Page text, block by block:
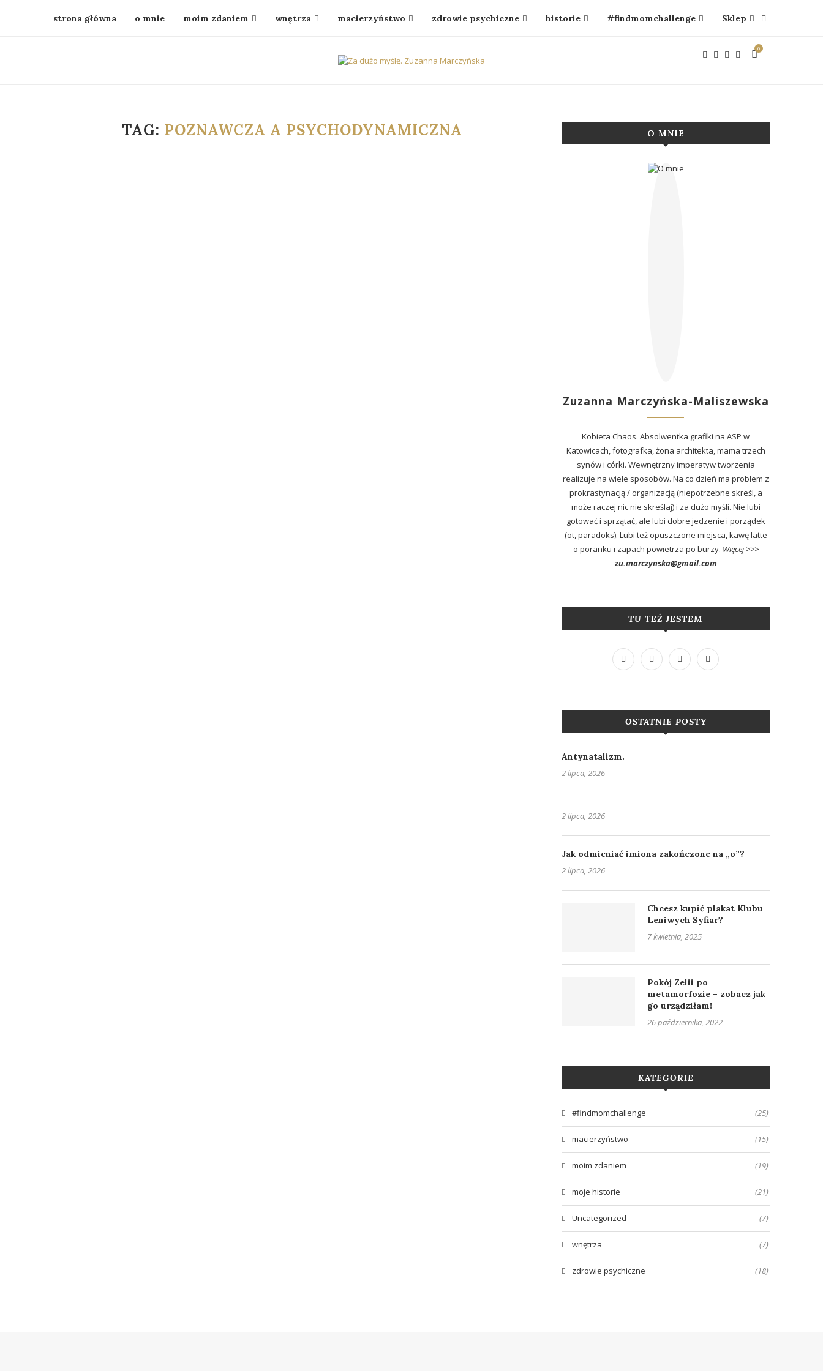
strona główna o mnie moim zdaniem wnętrza macierzyństwo zdrowie psychiczne historie #findmomchallenge Sklep
0
TAG: POZNAWCZA A PSYCHODYNAMICZNA O MNIE
Zuzanna Marczyńska-Maliszewska
Kobieta Chaos. Absolwentka grafiki na ASP w
Katowicach, fotografka, żona architekta, mama trzech
synów i córki. Wewnętrzny imperatyw tworzenia
realizuje na wiele sposobów. Na co dzień ma problem z
prokrastynacją / organizacją (niepotrzebne skreśl, a
może raczej nic nie skreślaj) i za dużo myśli. Nie lubi
gotować i sprzątać, ale lubi dobre jedzenie i porządek
(ot, paradoks). Lubi też opuszczone miejsca, kawę latte
o poranku i zapach powietrza po burzy. Więcej >>>
zu.marczynska@gmail.com
TU TEŻ JESTEM
OSTATNIE POSTY
Antynatalizm.
2 lipca, 2026
2 lipca, 2026
Jak odmieniać imiona zakończone na „o”?
2 lipca, 2026
Chcesz kupić plakat Klubu
Leniwych Syfiar?
7 kwietnia, 2025
Pokój Zelii po
metamorfozie – zobacz jak
go urządziłam!
26 października, 2022
KATEGORIE
#findmomchallenge (25)
macierzyństwo (15)
moim zdaniem (19)
moje historie (21)
Uncategorized (7)
wnętrza (7)
zdrowie psychiczne (18)